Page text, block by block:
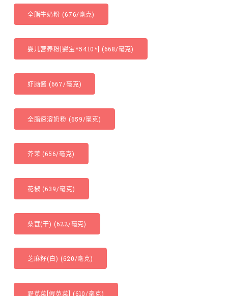
全脂牛奶粉 (676/毫克)
婴儿营养粉[婴宝*5410*] (668/毫克)
虾脑酱 (667/毫克)
全脂速溶奶粉 (659/毫克)
芥茉 (656/毫克)
花椒 (639/毫克)
桑葚(干) (622/毫克)
芝麻籽(白) (620/毫克)
野苋菜[假苋菜] (610/毫克)